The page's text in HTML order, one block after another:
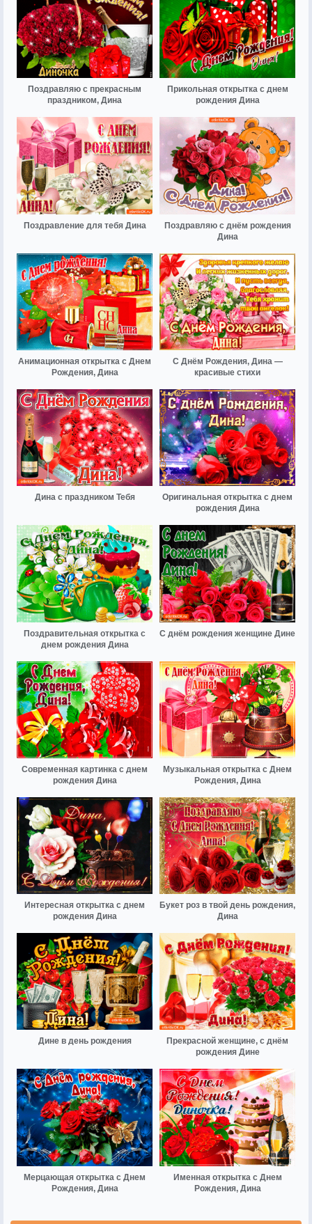
Поздравляю с прекрасным
праздником, Дина
Прикольная открытка с днем
рождения Дина
Поздравление для тебя Дина
Поздравляю с днём рождения
Дина
Анимационная открытка с Днем
Рождения, Дина
С Днём Рождения, Дина —
красивые стихи
Дина с праздником Тебя
Оригинальная открытка с днем
рождения Дина
Поздравительная открытка с
днем рождения Дина
С днём рождения женщине Дине
Современная картинка с днем
рождения Дина
Музыкальная открытка с Днем
Рождения, Дина
Интересная открытка с днем
рождения Дина
Букет роз в твой день рождения,
Дина
Дине в день рождения
Прекрасной женщине, с днём
рождения Дине
Мерцающая открытка с Днем
Рождения, Дина
Именная открытка с Днем
Рождения, Дина